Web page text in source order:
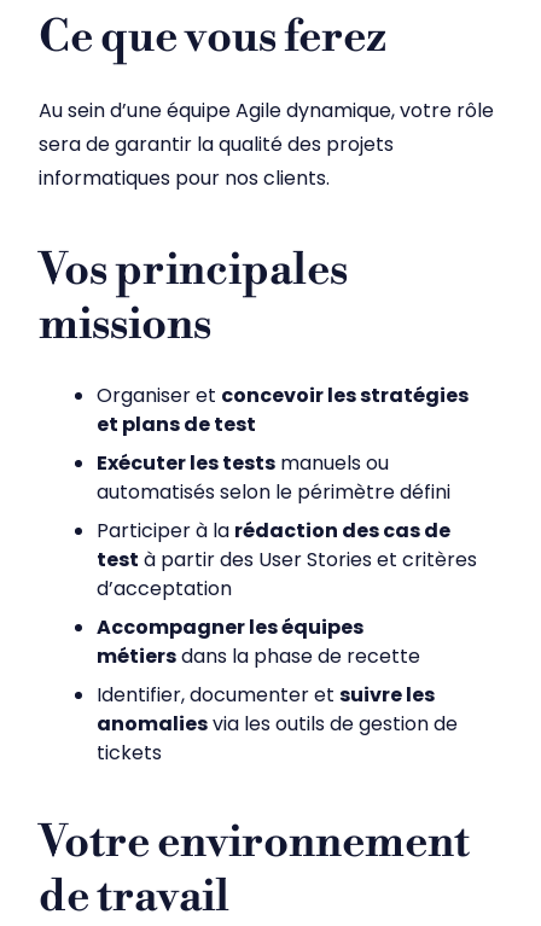
Ce que vous ferez
Au sein d’une équipe Agile dynamique, votre rôle
sera de garantir la qualité des projets
informatiques pour nos clients.
Vos principales
missions
Organiser et concevoir les stratégies
et plans de test
Exécuter les tests manuels ou
automatisés selon le périmètre défini
Participer à la rédaction des cas de
test à partir des User Stories et critères
d’acceptation
Accompagner les équipes
métiersdans la phase de recette
Identifier, documenter et suivre les
anomaliesvia les outils de gestion de
tickets
Votre environnement
de travail